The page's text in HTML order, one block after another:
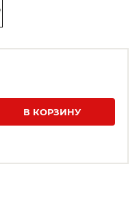
В КОРЗИНУ